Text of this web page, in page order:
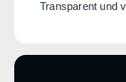
Transparent und